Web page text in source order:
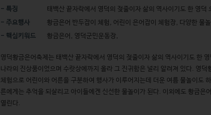
- 특징
태백산 끝자락에서 영덕의 젖줄이자 삶의 역사이기도 한 영덕
- 주요행사
황금은어 반두잡이 체험, 어린이 은어잡이 체험장, 다양한 물
- 핵심키워드
황금은어, 영덕군민운동장,
영덕황금은어축제는 태백산 끝자락에서 영덕의 젖줄이자 삶의 역사이기도 한
나라의 진상품이었으며 수랏상에까지 올라 그 진귀함은 널리 알려져 있다. 영덕
체험으로 어린이와 어른을 구분하여 행사가 이루어지는데 더운 여름 물놀이도
른에게는 추억을 되살리고 아이들에겐 신선한 물놀이가 된다. 이외에도 황금은
열린다.